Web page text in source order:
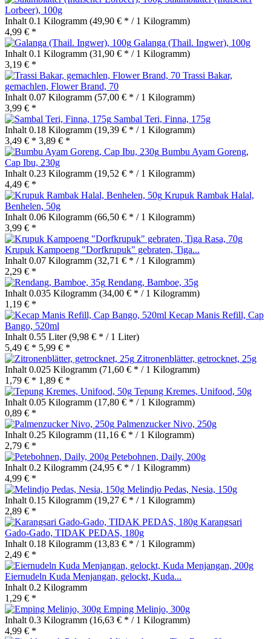
Lorbeer), 100g
Inhalt 0.1 Kilogramm (49,90 € * / 1 Kilogramm)
4,99 € *
Galanga (Thail. Ingwer), 100g
Inhalt 0.1 Kilogramm (31,90 € * / 1 Kilogramm)
3,19 € *
Trassi Bakar,
gemachlen, Flower Brand, 70
Inhalt 0.07 Kilogramm (57,00 € * / 1 Kilogramm)
3,99 € *
Sambal Teri, Finna, 175g
Inhalt 0.18 Kilogramm (19,39 € * / 1 Kilogramm)
3,49 € * 3,89 € *
Bumbu Ayam Goreng,
Cap Ibu, 230g
Inhalt 0.23 Kilogramm (19,52 € * / 1 Kilogramm)
4,49 € *
Krupuk Rambak Halal,
Benhelen, 50g
Inhalt 0.06 Kilogramm (66,50 € * / 1 Kilogramm)
3,99 € *
Krupuk Kampoeng "Dorfkrupuk" gebraten, Tiga...
Inhalt 0.07 Kilogramm (32,71 € * / 1 Kilogramm)
2,29 € *
Rendang, Bamboe, 35g
Inhalt 0.035 Kilogramm (34,00 € * / 1 Kilogramm)
1,19 € *
Kecap Manis Refill, Cap
Bango, 520ml
Inhalt 0.55 Liter(9,98 € * / 1 Liter)
5,49 € * 5,99 € *
Zitronenblätter, getrocknet, 25g
Inhalt 0.025 Kilogramm (71,60 € * / 1 Kilogramm)
1,79 € * 1,89 € *
Tepung Kremes, Unifood, 50g
Inhalt 0.05 Kilogramm (17,80 € * / 1 Kilogramm)
0,89 € *
Palmenzucker Nivo, 250g
Inhalt 0.25 Kilogramm (11,16 € * / 1 Kilogramm)
2,79 € *
Petebohnen, Daily, 200g
Inhalt 0.2 Kilogramm (24,95 € * / 1 Kilogramm)
4,99 € *
Melindjo Pedas, Nesia, 150g
Inhalt 0.15 Kilogramm (19,27 € * / 1 Kilogramm)
2,89 € *
Karangsari
Gado-Gado, TIDAK PEDAS, 180g
Inhalt 0.18 Kilogramm (13,83 € * / 1 Kilogramm)
2,49 € *
Eiernudeln Kuda Menjangan, gelockt, Kuda...
Inhalt 0.2 Kilogramm
1,29 € *
Emping Melinjo, 300g
Inhalt 0.3 Kilogramm (16,63 € * / 1 Kilogramm)
4,99 € *